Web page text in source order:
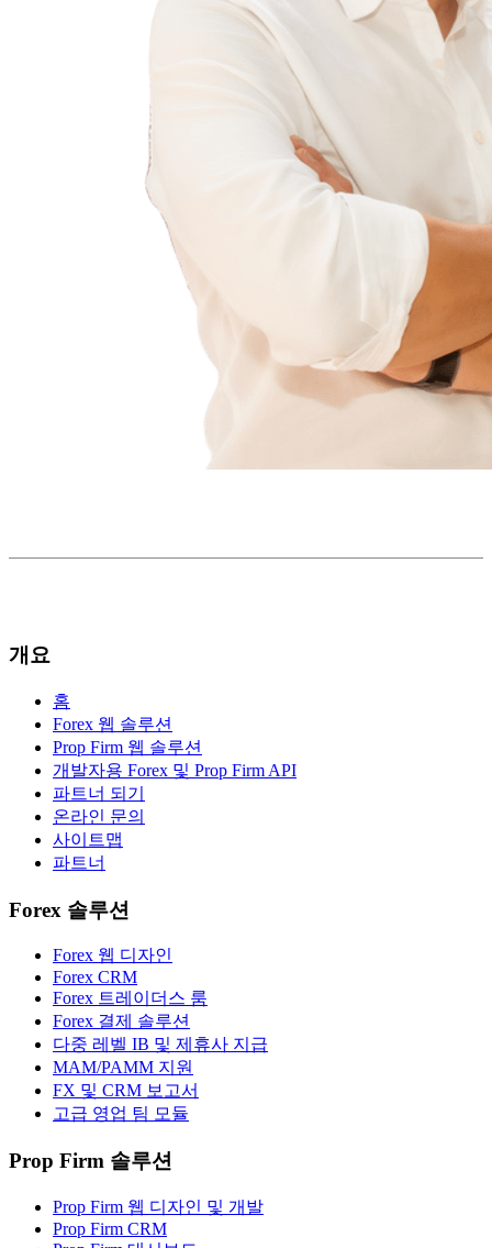
개요
홈
Forex 웹 솔루션
Prop Firm 웹 솔루션
개발자용 Forex 및 Prop Firm API
파트너 되기
온라인 문의
사이트맵
파트너
Forex 솔루션
Forex 웹 디자인
Forex CRM
Forex 트레이더스 룸
Forex 결제 솔루션
다중 레벨 IB 및 제휴사 지급
MAM/PAMM 지원
FX 및 CRM 보고서
고급 영업 팀 모듈
Prop Firm 솔루션
Prop Firm 웹 디자인 및 개발
Prop Firm CRM